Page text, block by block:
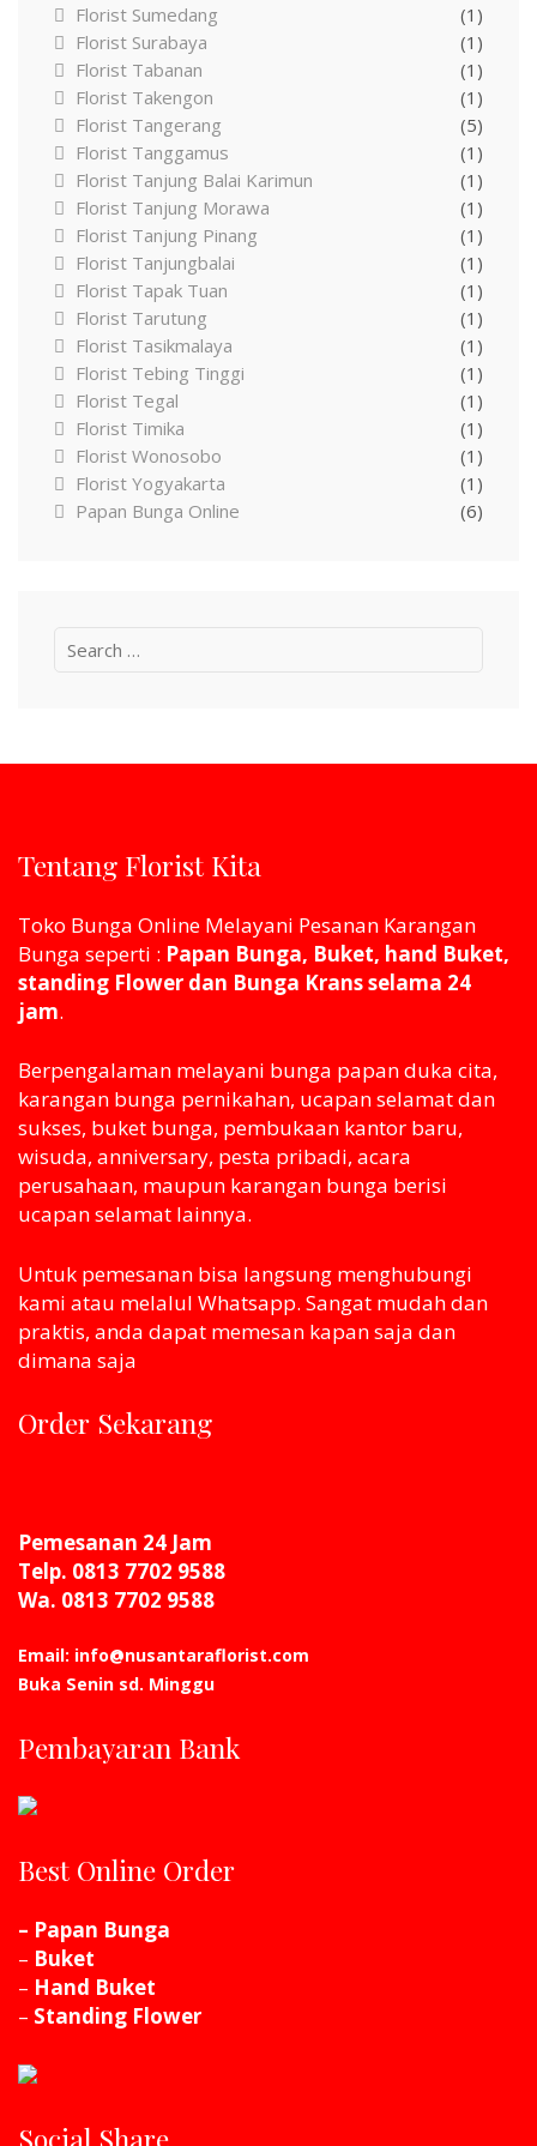
Florist Sumedang
(1)
Florist Surabaya
(1)
Florist Tabanan
(1)
Florist Takengon
(1)
Florist Tangerang
(5)
Florist Tanggamus
(1)
Florist Tanjung Balai Karimun
(1)
Florist Tanjung Morawa
(1)
Florist Tanjung Pinang
(1)
Florist Tanjungbalai
(1)
Florist Tapak Tuan
(1)
Florist Tarutung
(1)
Florist Tasikmalaya
(1)
Florist Tebing Tinggi
(1)
Florist Tegal
(1)
Florist Timika
(1)
Florist Wonosobo
(1)
Florist Yogyakarta
(1)
Papan Bunga Online
(6)
Search
Tentang Florist Kita
Toko Bunga Online Melayani Pesanan Karangan
Bunga seperti : Papan Bunga, Buket, hand Buket,
standing Flower dan Bunga Krans selama 24
jam.
Berpengalaman melayani bunga papan duka cita,
karangan bunga pernikahan, ucapan selamat dan
sukses, buket bunga, pembukaan kantor baru,
wisuda, anniversary, pesta pribadi, acara
perusahaan, maupun karangan bunga berisi
ucapan selamat lainnya.
Untuk pemesanan bisa langsung menghubungi
kami atau melaluI Whatsapp. Sangat mudah dan
praktis, anda dapat memesan kapan saja dan
dimana saja
Order Sekarang
Pemesanan 24 Jam
Telp. 0813 7702 9588
Wa. 0813 7702 9588
Email: info@nusantaraflorist.com
Buka Senin sd. Minggu
Pembayaran Bank
Best Online Order
– Papan Bunga
– Buket
– Hand Buket
– Standing Flower
Social Share